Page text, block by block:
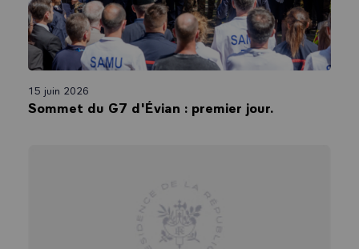
15 juin 2026
Sommet du G7 d'Évian : premier jour.